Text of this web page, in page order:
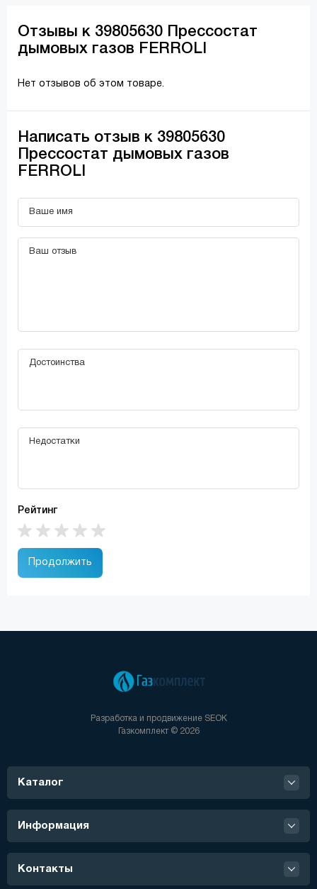
Отзывы к 39805630 Прессостат
дымовых газов FERROLI
Нет отзывов об этом товаре.
Написать отзыв к 39805630
Прессостат дымовых газов
FERROLI
Рейтинг
Продолжить
Разработка и продвижение SEOK
Газкомплект © 2026
Каталог
Информация
Контакты